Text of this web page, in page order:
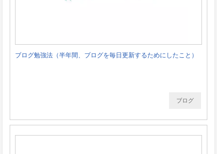
ブログ勉強法（半年間、ブログを毎日更新するためにしたこと）
ブログ